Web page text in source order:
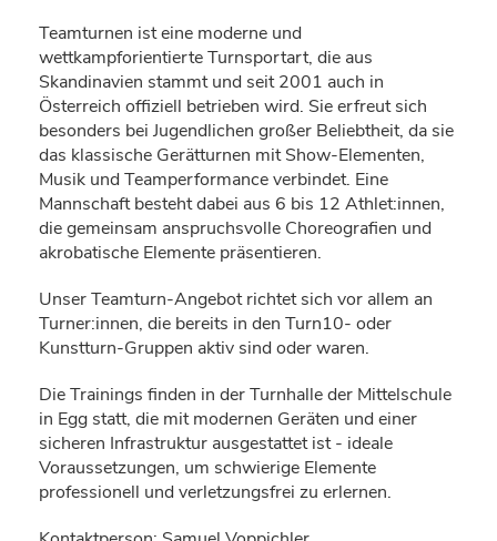
Teamturnen ist eine moderne und
wettkampforientierte Turnsportart, die aus
Skandinavien stammt und seit 2001 auch in
Österreich offiziell betrieben wird. Sie erfreut sich
besonders bei Jugendlichen großer Beliebtheit, da sie
das klassische Gerätturnen mit Show-Elementen,
Musik und Teamperformance verbindet. Eine
Mannschaft besteht dabei aus 6 bis 12 Athlet:innen,
die gemeinsam anspruchsvolle Choreografien und
akrobatische Elemente präsentieren.
Unser Teamturn-Angebot richtet sich vor allem an
Turner:innen, die bereits in den Turn10- oder
Kunstturn-Gruppen aktiv sind oder waren.
Die Trainings finden in der Turnhalle der Mittelschule
in Egg statt, die mit modernen Geräten und einer
sicheren Infrastruktur ausgestattet ist - ideale
Voraussetzungen, um schwierige Elemente
professionell und verletzungsfrei zu erlernen.